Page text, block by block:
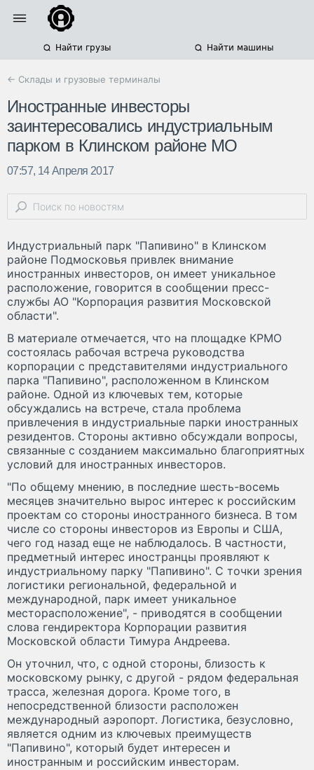
Найти грузы Найти машины
← Склады и грузовые терминалы
Иностранные инвесторы
заинтересовались индустриальным
парком в Клинском районе МО
07:57, 14 Апреля 2017
Индустриальный парк "Папивино" в Клинском
районе Подмосковья привлек внимание
иностранных инвесторов, он имеет уникальное
расположение, говорится в сообщении пресс-
службы АО "Корпорация развития Московской
области".
В материале отмечается, что на площадке КРМО
состоялась рабочая встреча руководства
корпорации с представителями индустриального
парка "Папивино", расположенном в Клинском
районе. Одной из ключевых тем, которые
обсуждались на встрече, стала проблема
привлечения в индустриальные парки иностранных
резидентов. Стороны активно обсуждали вопросы,
связанные с созданием максимально благоприятных
условий для иностранных инвесторов.
"По общему мнению, в последние шесть-восемь
месяцев значительно вырос интерес к российским
проектам со стороны иностранного бизнеса. В том
числе со стороны инвесторов из Европы и США,
чего год назад еще не наблюдалось. В частности,
предметный интерес иностранцы проявляют к
индустриальному парку "Папивино". С точки зрения
логистики региональной, федеральной и
международной, парк имеет уникальное
месторасположение", - приводятся в сообщении
слова гендиректора Корпорации развития
Московской области Тимура Андреева.
Он уточнил, что, с одной стороны, близость к
московскому рынку, с другой - рядом федеральная
трасса, железная дорога. Кроме того, в
непосредственной близости расположен
международный аэропорт. Логистика, безусловно,
является одним из ключевых преимуществ
"Папивино", который будет интересен и
иностранным и российским инвесторам.